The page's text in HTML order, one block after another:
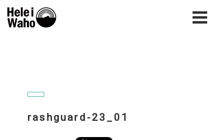
rashguard-23_01